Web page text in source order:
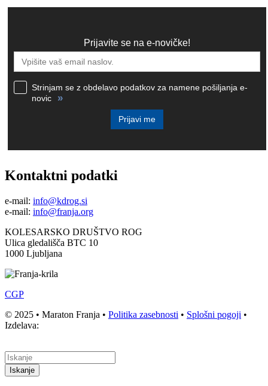
Prijavite se na e-novičke!
Strinjam se z obdelavo podatkov za namene pošiljanja e-
novic
»
Prijavi me
Kontaktni podatki
e-mail: info@kdrog.si
e-mail: info@franja.org
KOLESARSKO DRUŠTVO ROG
Ulica gledališča BTC 10
1000 Ljubljana
CGP
© 2025 • Maraton Franja • Politika zasebnosti • Splošni pogoji •
Izdelava:
Iskanje